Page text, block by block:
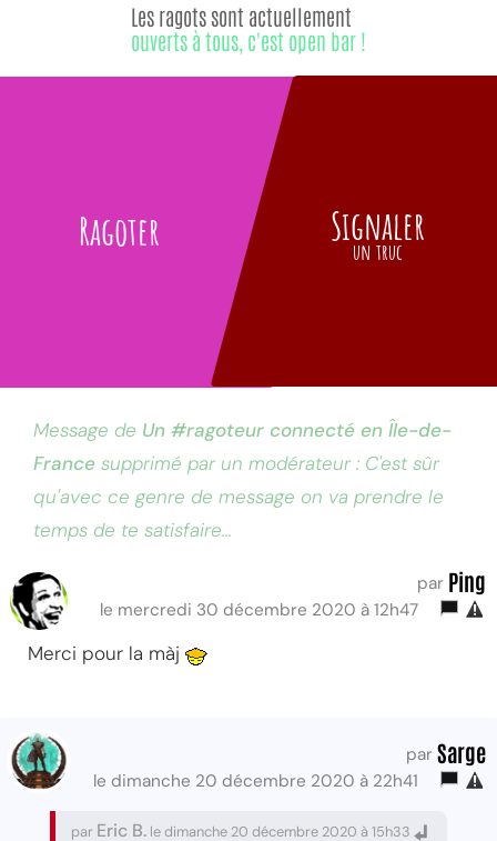
Ragoter
Les ragots sont actuellement
ouverts à tous, c'est open bar !
Signaler
un truc
Message de Un #ragoteur connecté en Île-de-
France supprimé par un modérateur : C'est sûr
qu'avec ce genre de message on va prendre le
temps de te satisfaire...
par Ping
le mercredi 30 décembre 2020 à 12h47
Merci pour la màj
par Sarge
le dimanche 20 décembre 2020 à 22h41
par Eric B. le dimanche 20 décembre 2020 à 15h33